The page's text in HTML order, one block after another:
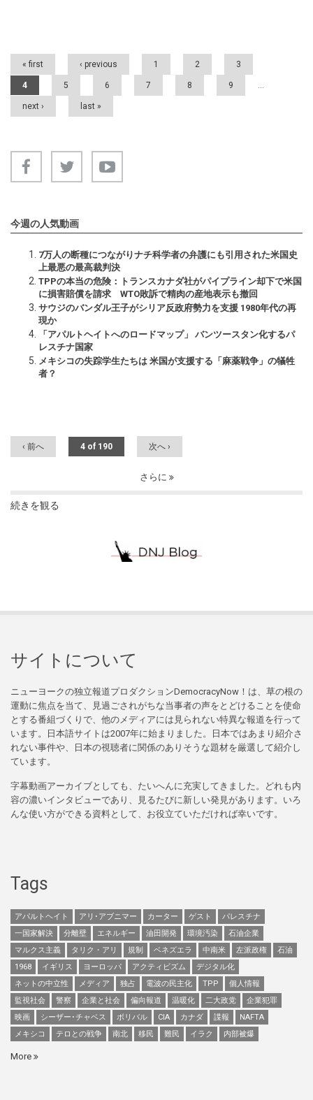
Pages
« first ‹ previous 1 2 3
4 5 6 7 8 9 …
next › last »
今週の人気動画
7万人の断種につながりナチ科学者の弁護にも引用された米国史
上最悪の最高裁判決
TPPの本当の危険：トランスカナダ社がパイプライン却下で米国
に損害賠償を請求 WTO敗訴で精肉の産地表示も撤回
サウジのバンダル王子がシリア反政府勢力を支援 1980年代の再
現か
「アパルトヘイトへのロードマップ」 バンツースタン化するパ
レスチナ国家
メキシコの失踪学生たちは 米国が支援する「麻薬戦争」の犠牲
者？
‹ 前へ 4 of 190 次へ ›
さらに
続きを観る
サイトについて
ニューヨークの独立報道プロダクションDemocracyNow！は、草の根の
運動に焦点を当て、見過ごされがちな当事者の声をとどけることを使命
とする番組づくりで、他のメディアには見られない特異な報道を行って
います。日本語サイトは2007年に始まりました。日本ではあまり紹介さ
れない事件や、日本の視聴者に関係のありそうな題材を厳選して紹介し
ています。
字幕動画アーカイブとしても、たいへんに充実してきました。どれも内
容の濃いインタビューであり、見るたびに新しい発見があります。いろ
んな使い方ができる資料として、お役立ていただければ幸いです。
Tags
アパルトヘイト アリ･アブニマー カーター ゲスト
パレスチナ
一国家解決
分離壁 エネルギー 油田開発 環境汚染
石油企業
マルクス主義
タリク・アリ 規制 ベネズエラ 中南米 左派政権
石油
1968
イギリス ヨーロッパ アクティビズム
デジタル化
ネットの中立性
メディア 独占 電波の民主化 TPP
個人情報
監視社会
警察 企業と社会 偏向報道 温暖化 二大政党
企業犯罪
映画
シーザー･チャベス ボリバル CIA カナダ 諜報
NAFTA
メキシコ
テロとの戦争 南北 移民 難民 イラク 内部被爆
More